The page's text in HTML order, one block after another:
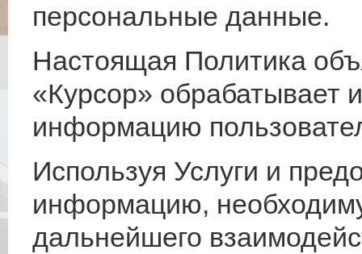
персональные данные.
Настоящая Политика
«Курсор» обрабатывает
информацию
Используя Услуги и
информацию,
дальнейшего